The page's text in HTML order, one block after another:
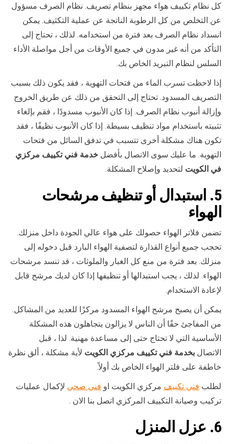
كل نظام تكييف هواء مجهز بنظام تصريف. نظام الصرف مسؤول
عن التخلص من كل الرطوبة الناتجة عن عملية التكثيف. يمكن
انسداد نظام الصرف بعد فترة من استخدامه. لذلك ، تحتاج إلى
التأكد من أنه غير مدون في جميع الأوقات من أجل مواصلة الأداء
السلس لنظام التبريد الخاص بك.
إذا لاحظت تسرب الماء من فتحات التهوية ، فقد يكون ذلك بسبب
التصريف المسدود. تحتاج إلى التحقق من ذلك عن طريق الخروج
وإزالة أنبوب نظام الصرف. إذا كان الأنبوب مسدودًا ، فقم بإلغاء
تثبيته باستخدام مواد تنظيف بسيطة. إذا كان الأنبوب نظيفًا ، فقد
تكون هناك مشكلة أخرى تتسبب في تدفق السائل من فتحات
التهوية. ما عليك سوى الاتصال بأفضل خدمة فني تكييف مركزي
في الكويت لتحديد وإصلاح المشكلة.
5. استبدال أو تنظيف مرشحات
الهواء
تضمن فلاتر الهواء حصولك على هواء عالي الجودة داخل منزلك.
تحجب جميع أنواع القذارة لتصفية الهواء البارد قبل دخوله إلى
منزلك. بعد فترة من منع كل الغبار والملوثات ، قد تنسد مرشحات
الهواء. لذلك ، يجب استبدالها أو تنظيفها إذا كان لديك مرشح قابل
لإعادة الاستخدام.
يمكن أن يصبح مرشح الهواء المسدود مركزًا للعديد من المشاكل.
من المفاجئ حقًا أن الناس لا يزالون يتجاهلون هذه المشكلة
الأساسية التي لا تحتاج حتى إلى مساعدة مهنية. لذا ، قبل
الاتصال بخدمة فني تكييف مركزي الكويت لأية مشكلة ، ألق نظرة
خاطفة على فلتر الهواء الخاص بك أولاً.
لطلب فني تكييف مركزي الكويت او فني صحي لإكمال عمليات
تركيب وصيانة التكييف المركزي اتصل بنا الان .
6. عزل المنزل